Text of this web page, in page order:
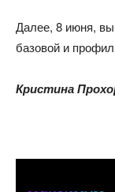
Далее, 8 июня,
базовой и
Кристина